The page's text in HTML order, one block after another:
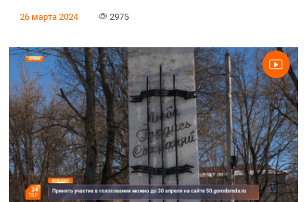
26 марта 2024 2975